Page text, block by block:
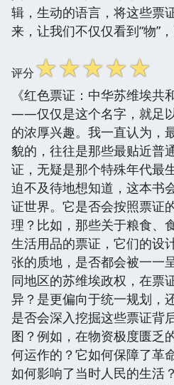
辑，生动的语言，将这些票
来，让我们不仅仅看到“物”，
评分☆☆☆☆☆
《红色票证：中华苏维埃共
——仅仅是这个名字，就足
的浓厚兴趣。我一直认为，
貌的，往往是那些最贴近普
证，无疑是那个特殊年代最
迫不及待地想知道，这本书
证世界。它是否会按照票证
理？比如，那些关于粮食、
生活用品的票证，它们的设
张的质地，是否都会被一一
同地区的苏维埃政权，在票
异？是更偏向于统一规划，
是否会深入挖掘这些票证背
图？例如，在物资极度匮乏
何运作的？它如何保障了革
如何影响了当时人民的生活